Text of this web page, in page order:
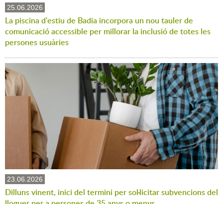
25.06.2026
La piscina d'estiu de Badia incorpora un nou tauler de
comunicació accessible per millorar la inclusió de totes les
persones usuàries
23.06.2026
Dilluns vinent, inici del termini per sol·licitar subvencions del